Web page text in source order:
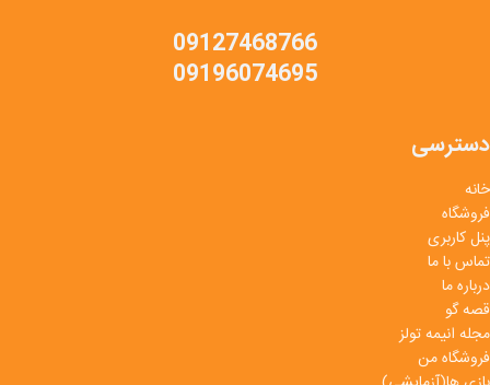
09127468766
09196074695
دسترسی
خانه
فروشگاه
پنل کاربری
تماس با ما
درباره ما
قصه گو
مجله انیمه تولز
فروشگاه من